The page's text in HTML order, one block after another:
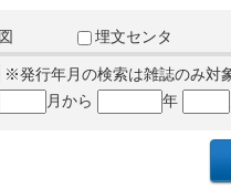
埋文センタ
※発行年月の検索は雑誌のみ対
月から 年